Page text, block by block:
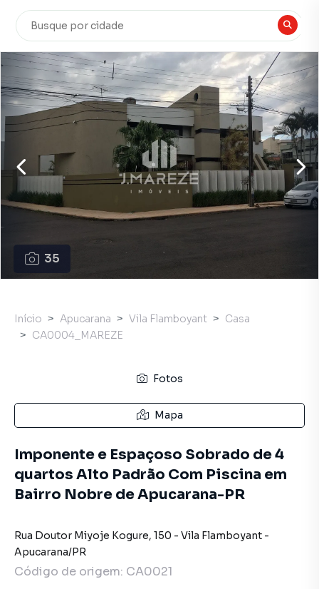
35
Início Apucarana Vila Flamboyant
Casa
CA0004_MAREZE
Fotos
Mapa
Imponente e Espaçoso Sobrado de 4
quartos Alto Padrão Com Piscina em
Bairro Nobre de Apucarana-PR
Rua Doutor Miyoje Kogure, 150 - Vila Flamboyant -
Apucarana/PR
Código de origem: CA0021